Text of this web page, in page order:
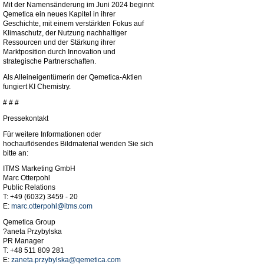
Mit der Namensänderung im Juni 2024 beginnt
Qemetica ein neues Kapitel in ihrer
Geschichte, mit einem verstärkten Fokus auf
Klimaschutz, der Nutzung nachhaltiger
Ressourcen und der Stärkung ihrer
Marktposition durch Innovation und
strategische Partnerschaften.
Als Alleineigentümerin der Qemetica-Aktien
fungiert KI Chemistry.
# # #
Pressekontakt
Für weitere Informationen oder
hochauflösendes Bildmaterial wenden Sie sich
bitte an:
ITMS Marketing GmbH
Marc Otterpohl
Public Relations
T: +49 (6032) 3459 - 20
E: marc.otterpohl@itms.com
Qemetica Group
?aneta Przybylska
PR Manager
T: +48 511 809 281
E: zaneta.przybylska@qemetica.com